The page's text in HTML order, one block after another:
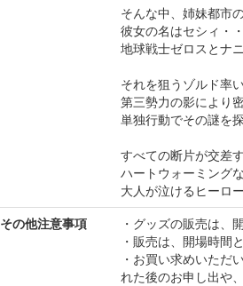
そんな中、姉妹都市
彼女の名はセシィ・
地球戦士ゼロスとナ
それを狙うゾルド率
第三勢力の影により
単独行動でその謎を
すべての断片が交差
ハートウォーミング
大人が泣けるヒーロ
その他注意事項
・グッズの販売は、
・販売は、開場時間
・お買い求めいただ
れた後のお申し出や